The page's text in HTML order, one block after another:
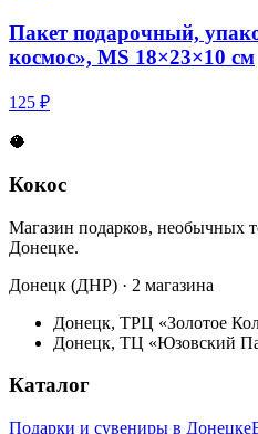
Пакет подарочный,
космос», MS 18×23×10 см
125 ₽
🥥
Кокос
Магазин подарков, необычных
Донецке.
Донецк (ДНР) · 2 магазина
Донецк, ТРЦ «Золотое
Донецк, ТЦ «Юзовский
Каталог
Подарки и сувениры в Донецке